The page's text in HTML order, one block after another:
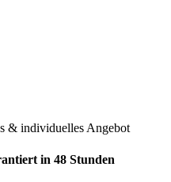
& individuelles Angebot
in 48 Stunden